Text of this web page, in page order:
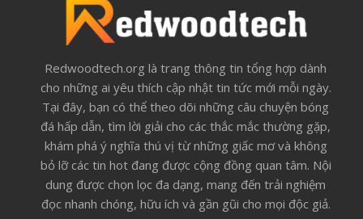
Redwoodtech.org là trang thông tin tổng hợp dành
cho những ai yêu thích cập nhật tin tức mới mỗi ngày.
Tại đây, bạn có thể theo dõi những câu chuyện bóng
đá hấp dẫn, tìm lời giải cho các thắc mắc thường gặp,
khám phá ý nghĩa thú vị từ những giấc mơ và không
bỏ lỡ các tin hot đang được cộng đồng quan tâm. Nội
dung được chọn lọc đa dạng, mang đến trải nghiệm
đọc nhanh chóng, hữu ích và gần gũi cho mọi độc giả.